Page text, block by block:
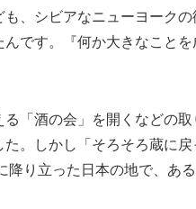
、シビアなニューヨークの
です。『何か大きなことを
「酒の会」を開くなどの取
。しかし「そろそろ蔵に戻
り立った日本の地で、ある